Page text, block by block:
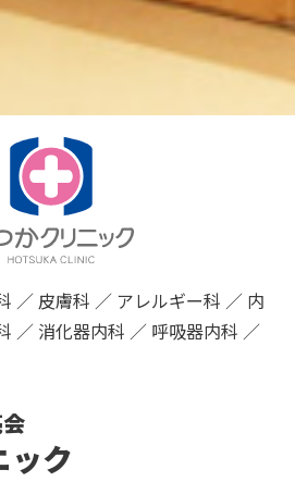
／ 皮膚科 ／ アレルギー科 ／ 内
／ 消化器内科 ／ 呼吸器内科 ／
ック